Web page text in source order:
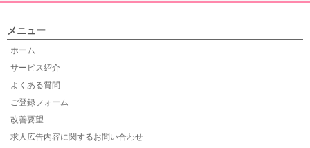
メニュー
ホーム
サービス紹介
よくある質問
ご登録フォーム
改善要望
求人広告内容に関するお問い合わせ